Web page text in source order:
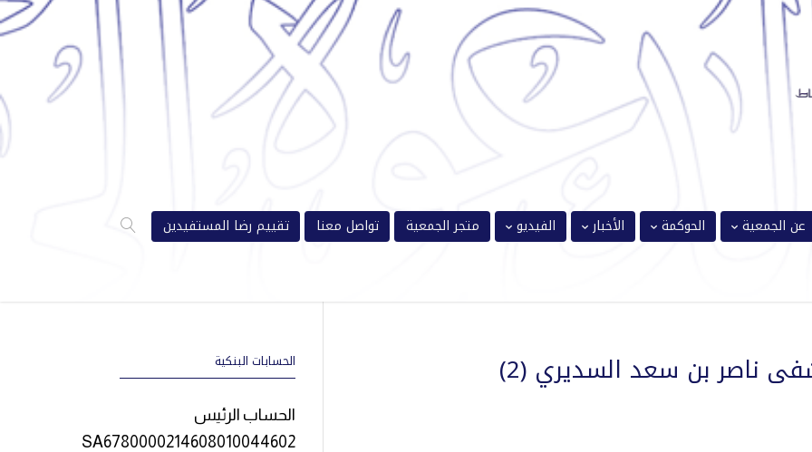
عن الجمعية الحوكمة الأخبار الفيديو متجر الجمعية تواصل معنا تقييم رضا المستفيدين
ناصر بن سعد السديري (2) الحسابات البنكية
الحساب الرئيس
SA6780000214608010044602